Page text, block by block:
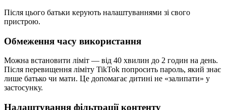
Після цього батьки керують налаштуваннями зі свого
пристрою.
Обмеження часу використання
Можна встановити ліміт — від 40 хвилин до 2 годин на день.
Після перевищення ліміту TikTok попросить пароль, який знає
лише батько чи мати. Це допомагає дитині не «залипати» у
застосунку.
Налаштування фільтрації контенту